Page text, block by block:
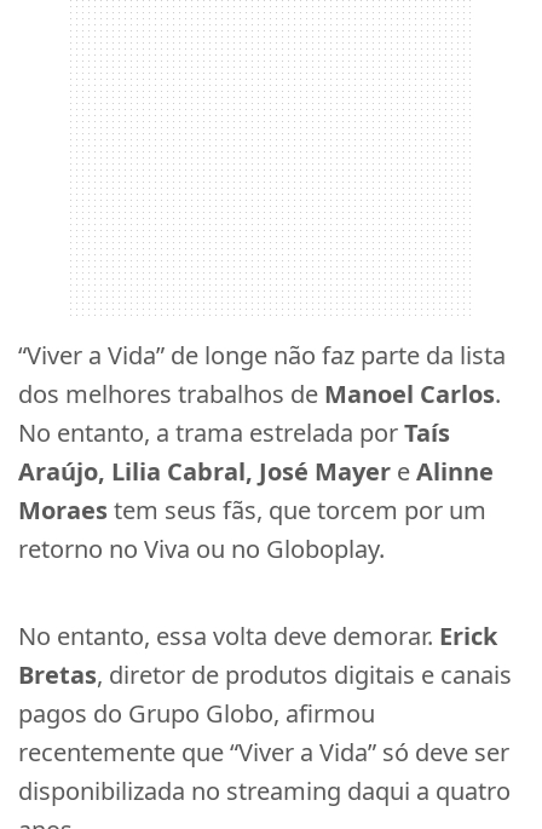
“Viver a Vida” de longe não faz parte da lista
dos melhores trabalhos de Manoel Carlos.
No entanto, a trama estrelada porTaís
Araújo, Lilia Cabral, José Mayer eAlinne
Moraestem seus fãs, que torcem por um
retorno no Viva ou no Globoplay.
No entanto, essa volta deve demorar. Erick
Bretas, diretor de produtos digitais e canais
pagos do Grupo Globo, afirmou
recentemente que “Viver a Vida” só deve ser
disponibilizada no streaming daqui a quatro